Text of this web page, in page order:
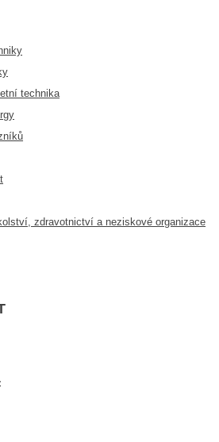
technika
zdravotnictví a neziskové organizace